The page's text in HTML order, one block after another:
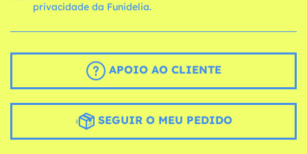
privacidade da Funidelia.
APOIO AO CLIENTE
SEGUIR O MEU PEDIDO